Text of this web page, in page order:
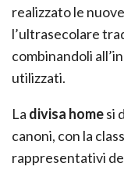
realizzato le
l’ultrasecolare
combinandoli
utilizzati.
La divisa homesi
canoni, con la
rappresentativi